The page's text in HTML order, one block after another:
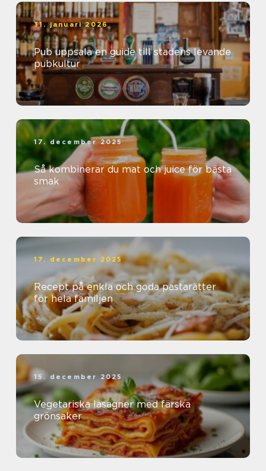
31. januari 2026
Pub uppsala en guide till stadens levande
pubkultur
17. december 2025
Så kombinerar du mat och juice för bästa
smak
17. december 2025
Recept på enkla och goda pastarätter
för hela familjen
15. december 2025
Vegetariska lasagner med färska
grönsaker